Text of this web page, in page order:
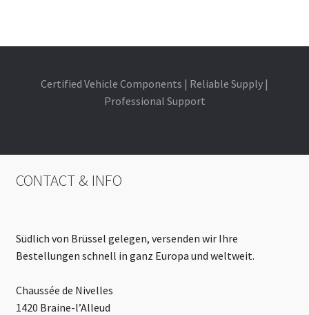
Certified Vehicle Components | Reliable Supply |
Professional Support
CONTACT & INFO
Südlich von Brüssel gelegen, versenden wir Ihre
Bestellungen schnell in ganz Europa und weltweit.
Chaussée de Nivelles
1420 Braine-l’Alleud